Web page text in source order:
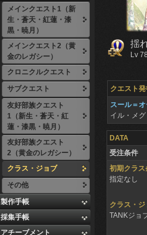
メインクエスト1（新
生・蒼天・紅蓮・漆
黒・暁月）
メインクエスト2（黄
金のレガシー）
クロニクルクエスト
サブクエスト
友好部族クエスト
1（新生・蒼天・紅
蓮・漆黒・暁月）
友好部族クエスト
2（黄金のレガシー）
クラス・ジョブ
その他
製作手帳
採集手帳
アチーブメント
揺
Lv
クエスト
スール＝
イル・メグ
DATA
受注条件
初期クラス
指定なし
クラス・
TANKジョ